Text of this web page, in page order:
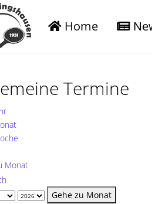
Home
Termine
Monat
Gehe zu Monat